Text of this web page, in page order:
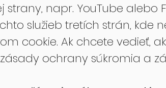
strany, napr. YouTube
služieb tretích strán,
cookie. Ak chcete vedieť,
ochrany súkromia a